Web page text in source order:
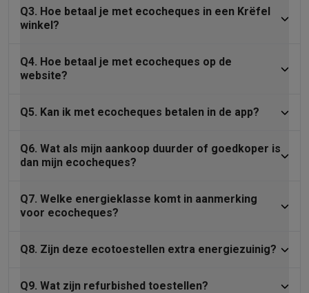
Q3. Hoe betaal je met ecocheques in een Krëfel
winkel?
Q4. Hoe betaal je met ecocheques op de
website?
Q5. Kan ik met ecocheques betalen in de app?
Q6. Wat als mijn aankoop duurder of goedkoper is
dan mijn ecocheques?
Q7. Welke energieklasse komt in aanmerking
voor ecocheques?
Q8. Zijn deze ecotoestellen extra energiezuinig?
Q9. Wat zijn refurbished toestellen?